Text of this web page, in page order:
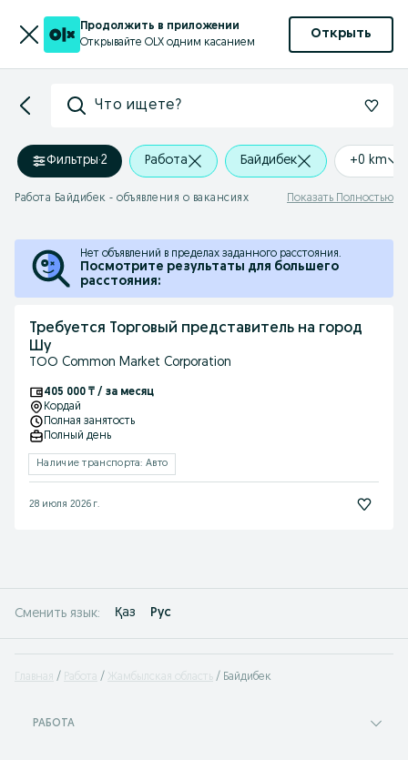
Продолжить в приложении
Открывайте OLX одним касанием
Открыть
Что ищете?
Фильтры·2 Работа Байдибек +0 km
Работа Байдибек - объявления о вакансиях Показать Полностью
Нет объявлений в пределах заданного расстояния.
Посмотрите результаты для большего
расстояния:
Требуется Торговый представитель на город
Шу
ТОО Common Market Corporation
405 000 ₸ / за месяц
Кордай
Полная занятость
Полный день
Наличие транспорта: Авто
28 июля 2026 г.
Сменить язык: Қаз Рус
Главная Работа Жамбылская область Байдибек
РАБОТА